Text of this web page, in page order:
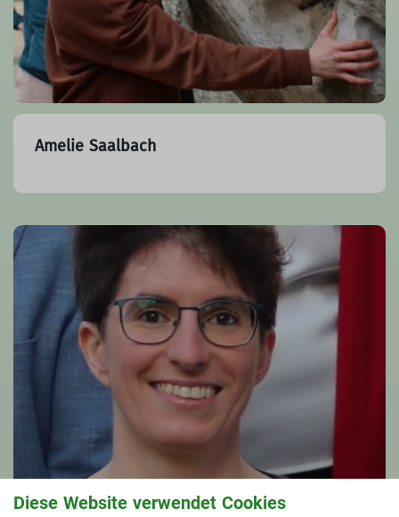
Amelie Saalbach
Diese Website verwendet Cookies